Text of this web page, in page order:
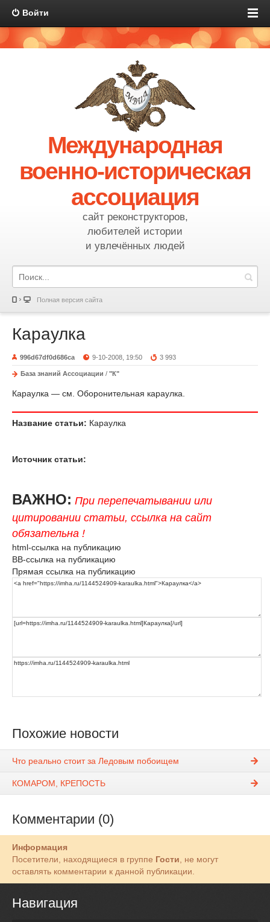
Войти
Международная
военно-историческая
ассоциация
сайт реконструкторов,
любителей истории
и увлечённых людей
Полная версия сайта
Караулка
996d67df0d686ca 9-10-2008, 19:50 3 993
База знаний Ассоциации / "К"
Караулка — см. Оборонительная караулка.
Название статьи: Караулка
Источник статьи:
ВАЖНО: При перепечатывании или
цитировании статьи, ссылка на сайт
обязательна !
html-ссылка на публикацию
BB-ссылка на публикацию
Прямая ссылка на публикацию
Похожие новости
Что реально стоит за Ледовым побоищем
КОМАРОМ, КРЕПОСТЬ
Комментарии (0)
Информация
Посетители, находящиеся в группе Гости, не могут
оставлять комментарии к данной публикации.
Навигация